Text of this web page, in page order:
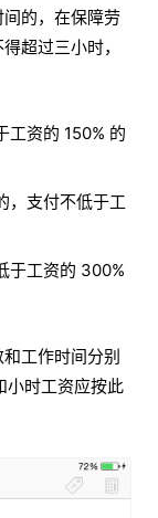
的，在保障劳
超过三小时，
工资的 150% 的
，支付不低于工
于工资的 300%
工作时间分别
小时工资应按此